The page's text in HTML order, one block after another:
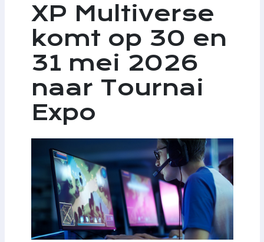
XP Multiverse
komt op 30 en
31 mei 2026
naar Tournai
Expo